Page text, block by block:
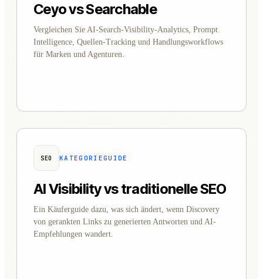
Ceyo vs Searchable
Vergleichen Sie AI-Search-Visibility-Analytics, Prompt
Intelligence, Quellen-Tracking und Handlungsworkflows
für Marken und Agenturen.
SEO KATEGORIEGUIDE
AI Visibility vs traditionelle SEO
Ein Käuferguide dazu, was sich ändert, wenn Discovery
von gerankten Links zu generierten Antworten und AI-
Empfehlungen wandert.